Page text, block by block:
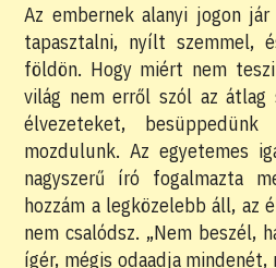
Az embernek alanyi jogon
tapasztalni, nyílt szemmel,
földön. Hogy miért nem
világ nem erről szól az átlag
élvezeteket,
mozdulunk. Az egyetemes
nagyszerű író fogalmazta
hozzám a legközelebb áll, az
nem csalódsz. „Nem beszél,
ígér, mégis odaadja